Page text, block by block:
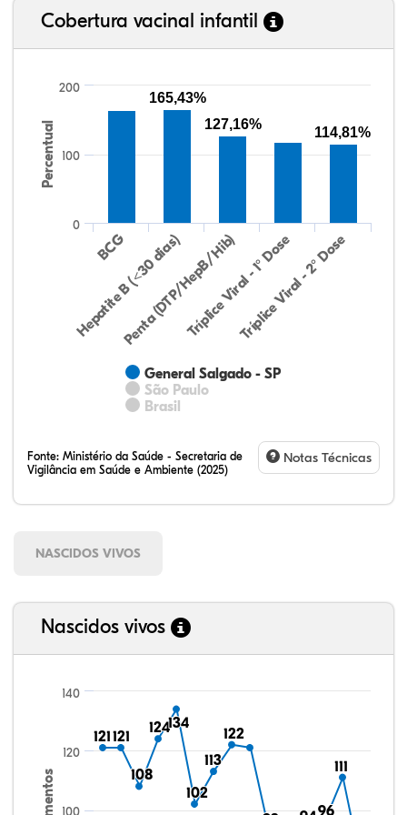
Cobertura vacinal infantil
Percentual
General Salgado - SP
São Paulo
Brasil
BCG
Hepatite B (<30 dias)
Penta (DTP/HepB/Hib)Tríplice Viral - 1° Dose
Tríplice Viral - 2° Dose
0
100
200
165,43%
127,16%
114,81%
Fonte: Ministério da Saúde - Secretaria de
Vigilância em Saúde e Ambiente (2025)
Notas Técnicas
NASCIDOS VIVOS
Nascidos vivos
121
121121
121
108
108
124
124134
134
102
102
113
113
122
122
96
96
111
111
100
120
140